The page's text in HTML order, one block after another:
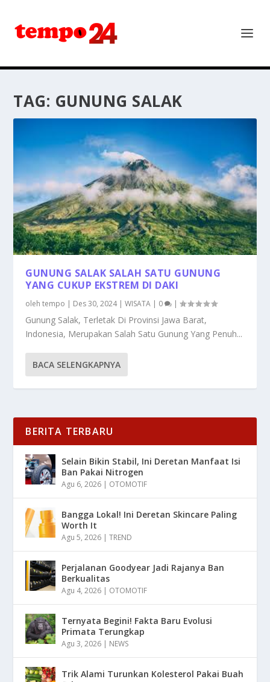
TAG: GUNUNG SALAK
GUNUNG SALAK SALAH SATU GUNUNG
YANG CUKUP EKSTREM DI DAKI
olehtempo | Des 30, 2024|WISATA | 0 |
Gunung Salak, Terletak Di Provinsi Jawa Barat,
Indonesia, Merupakan Salah Satu Gunung Yang Penuh...
BACA SELENGKAPNYA
BERITA TERBARU
Selain Bikin Stabil, Ini Deretan Manfaat Isi
Ban Pakai Nitrogen
Agu 6, 2026 | OTOMOTIF
Bangga Lokal! Ini Deretan Skincare Paling
Worth It
Agu 5, 2026 |TREND
Perjalanan Goodyear Jadi Rajanya Ban
Berkualitas
Agu 4, 2026 | OTOMOTIF
Ternyata Begini! Fakta Baru Evolusi
Primata Terungkap
Agu 3, 2026 | NEWS
Trik Alami Turunkan Kolesterol Pakai Buah